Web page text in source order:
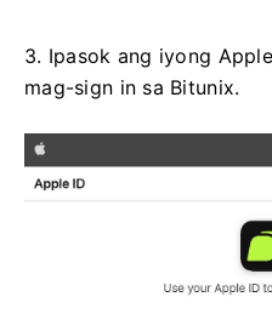
3. Ipasok ang iyong
mag-sign in sa Bitunix.